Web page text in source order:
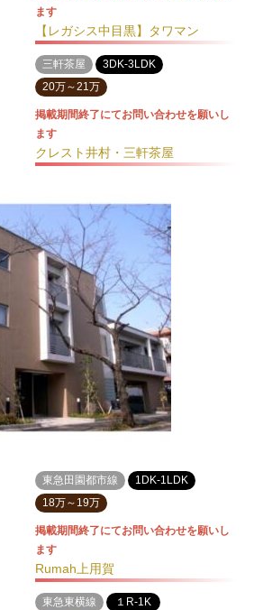
ます
【レガシス中目黒】タワマン
三軒茶屋
3DK-3LDK
20万～21万
掲載期間終了にてお問い合わせを願いし
ます
クレスト井村・三軒茶屋
東急田園都市線
1DK-1LDK
18万～19万
掲載期間終了にてお問い合わせを願いし
ます
Rumah上用賀
東急東横線
１R-1K